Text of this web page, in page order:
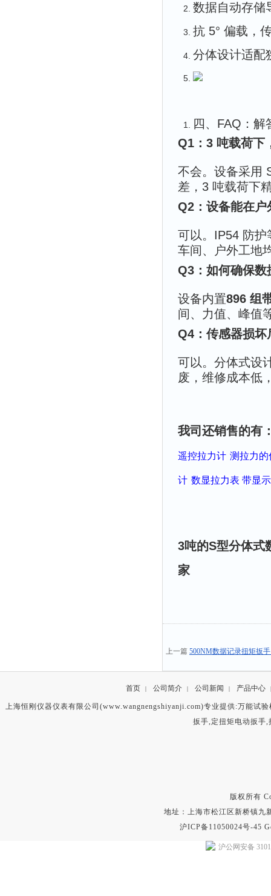
数据自动存储
抗 5° 偏载，
分体设计适配
四、FAQ：
Q1：3 吨载荷下
不会。设备采用
差，3 吨载荷下
Q2：设备能在户
可以。IP54 防
车间、户外工地
Q3：如何确保数
设备内置896 组
间、力值、峰值
Q4：传感器损坏
可以。分体式设
废，维修成本低
我司还销售的有
遥控拉力计 测拉力的
计 数显拉力表 带显
3吨的S型分体式
家
上一篇 500NM数据记录扭矩扳
首页 | 公司简介 | 公司新闻 | 产品中心 |
上海恒刚仪器仪表有限公司(www.wangnengshiyanji.com)专业提供:万能试验
扳手, 定扭矩电动扳手,
版权所有
地址：上海市松江区新桥镇九
沪ICP备11050024号-45
沪公网安备